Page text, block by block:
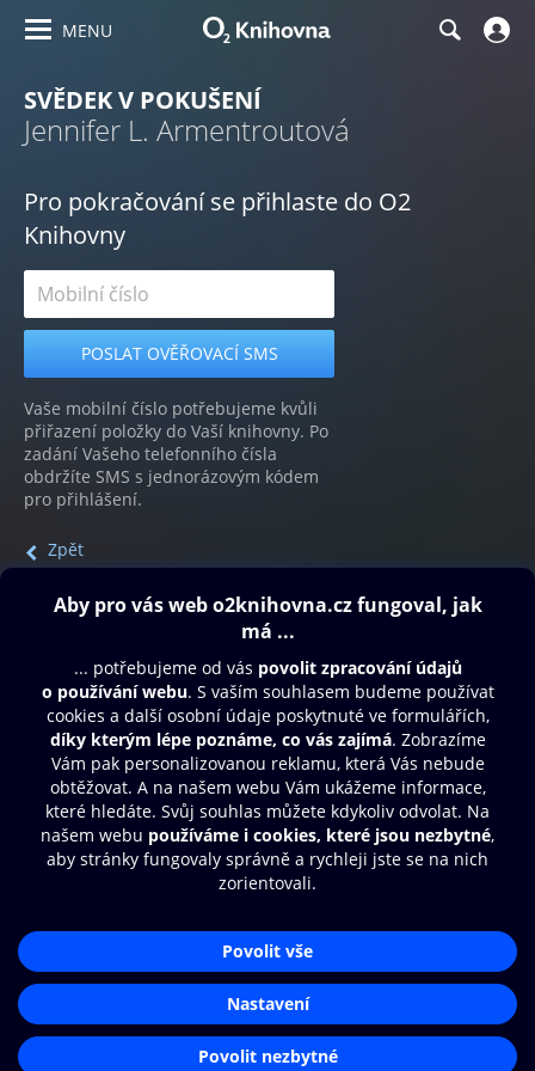
MENU
SVĚDEK V POKUŠENÍ
Jennifer L. Armentroutová
Pro pokračování se přihlaste do O2
Knihovny
Vaše mobilní číslo potřebujeme kvůli
přiřazení položky do Vaší knihovny. Po
zadání Vašeho telefonního čísla
obdržíte SMS s jednorázovým kódem
pro přihlášení.
Zpět
Obsah ke stažení
Moje O2 Knihovna
Další zábava
© O2 Czech Republic a.s.
Přístupnost
Zásady zpracování osobních údajů
Nastavení cookies
Aplikace O2 Knihovna
Čti a poslouchej své e-knihy a
audioknihy rychleji a pohodlněji.